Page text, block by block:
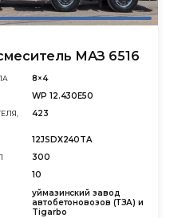
МАЗ 6516
8×4
WP 12.430Е50
423
12JSDX240TA
300
10
уймазинский завод
автобетоновозов (ТЗА) и
Tigarbo